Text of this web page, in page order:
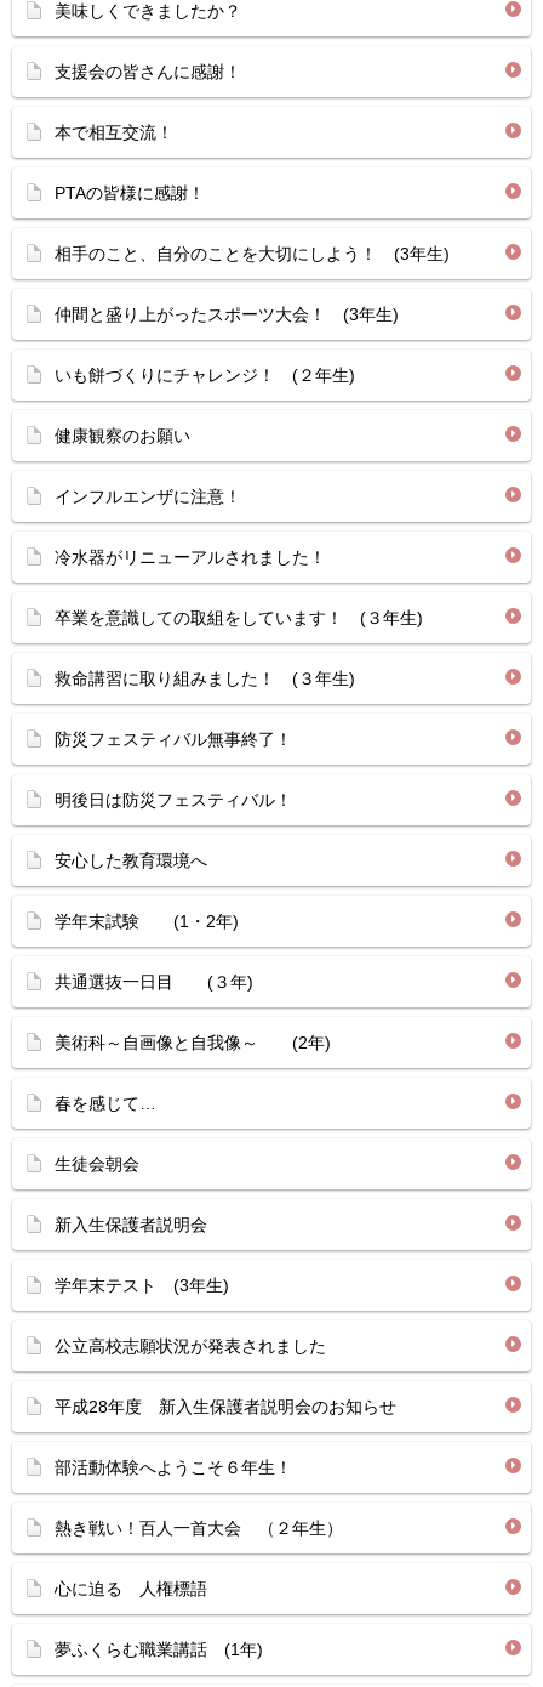
美味しくできましたか？
支援会の皆さんに感謝！
本で相互交流！
PTAの皆様に感謝！
相手のこと、自分のことを大切にしよう！ (3年生)
仲間と盛り上がったスポーツ大会！ (3年生)
いも餅づくりにチャレンジ！ (２年生)
健康観察のお願い
インフルエンザに注意！
冷水器がリニューアルされました！
卒業を意識しての取組をしています！ (３年生)
救命講習に取り組みました！ (３年生)
防災フェスティバル無事終了！
明後日は防災フェスティバル！
安心した教育環境へ
学年末試験 (1・2年)
共通選抜一日目 (３年)
美術科～自画像と自我像～ (2年)
春を感じて…
生徒会朝会
新入生保護者説明会
学年末テスト (3年生)
公立高校志願状況が発表されました
平成28年度 新入生保護者説明会のお知らせ
部活動体験へようこそ６年生！
熱き戦い！百人一首大会 （２年生）
心に迫る 人権標語
夢ふくらむ職業講話 (1年)